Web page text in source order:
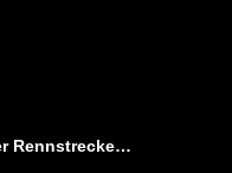
Rennstrecke…